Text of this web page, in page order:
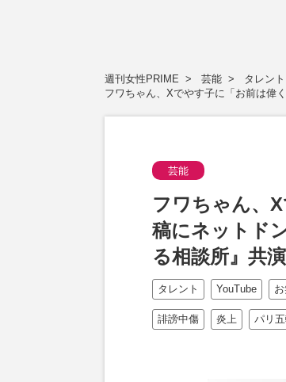
週刊女性PRIME 芸能 タレント
フワちゃん、Xでやす子に「お前は偉
芸能
フワちゃん、
稿にネットド
る相談所』共
タレント YouTube
誹謗中傷 炎上 パリ